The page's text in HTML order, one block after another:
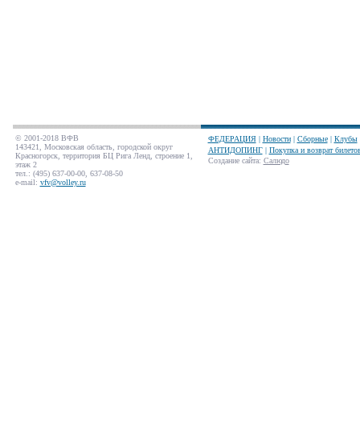
© 2001-2018 ВФВ
143421, Московская область, городской округ
Красногорск, территория БЦ Рига Ленд, строение 1,
этаж 2
тел.: (495) 637-00-00, 637-08-50
e-mail: vfv@volley.ru
ФЕДЕРАЦИЯ| Новости| Сборные| Клубы
АНТИДОПИНГ| Покупка и возврат
Создание сайта: Салюдо